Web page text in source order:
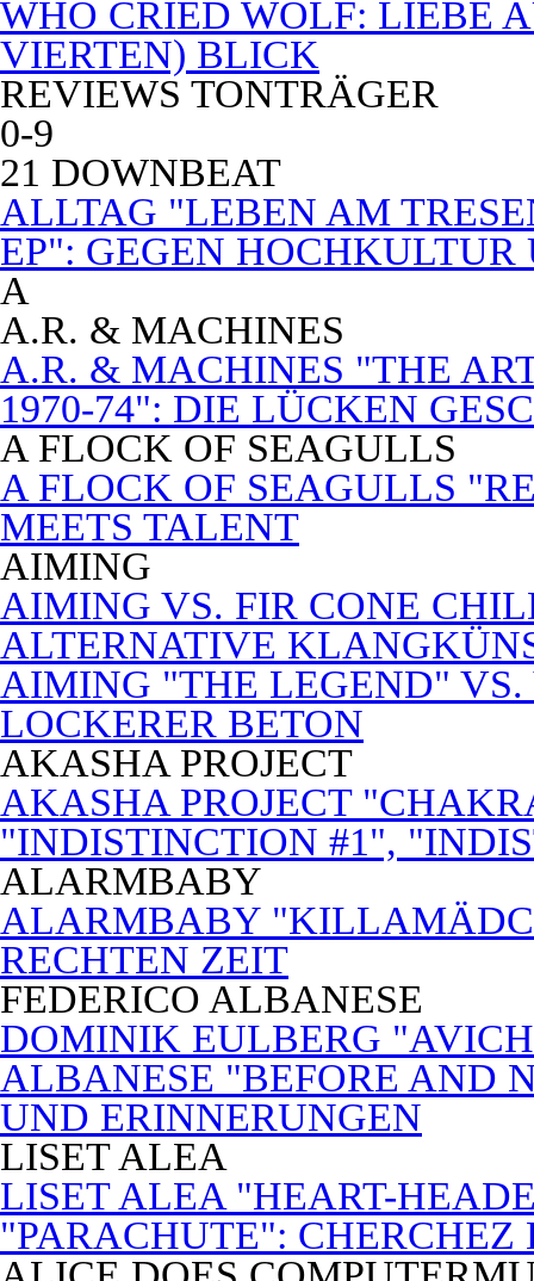
WHO CRIED WOLF: LIEBE
VIERTEN) BLICK
REVIEWS TONTRÄGER
0-9
21 DOWNBEAT
ALLTAG "LEBEN AM
EP": GEGEN
A
A.R. & MACHINES
A.R. & MACHINES "THE
1970-74": DIE LÜCKEN
A FLOCK OF SEAGULLS
A FLOCK OF SEAGULLS
MEETS TALENT
AIMING
AIMING VS. FIR CONE
ALTERNATIVE
AIMING "THE LEGEND"
LOCKERER BETON
AKASHA PROJECT
AKASHA PROJECT
"INDISTINCTION #1",
ALARMBABY
ALARMBABY
RECHTEN ZEIT
FEDERICO ALBANESE
DOMINIK EULBERG
ALBANESE "BEFORE AND
UND ERINNERUNGEN
LISET ALEA
LISET ALEA "HEART-
"PARACHUTE": CHERCHEZ